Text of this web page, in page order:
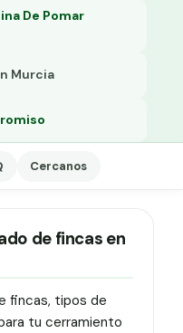
De Pomar
Murcia
Cercanos
de fincas en
fincas, tipos de
tu cerramiento